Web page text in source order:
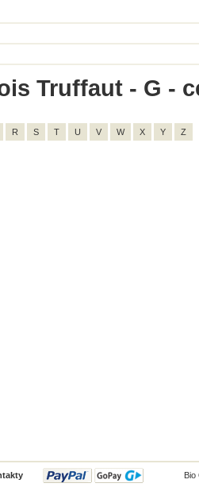
Truffaut - G -
R S T U V W X Y Z
Bio